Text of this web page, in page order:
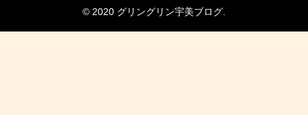
© 2020 グリングリン宇美ブログ.